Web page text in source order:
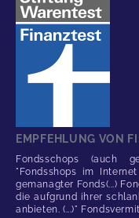
EMPFEHLUNG VON
Fondsschops (auch
"Fondsshops im
gemanagter Fonds(...)
die aufgrund ihrer
anbieten. (...)"